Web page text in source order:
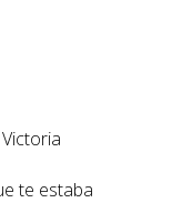
te estaba